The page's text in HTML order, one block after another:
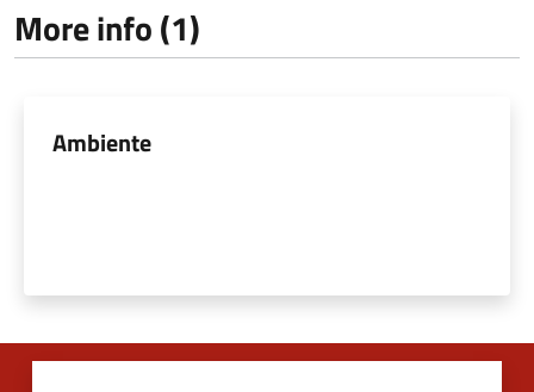
More info (1)
Ambiente